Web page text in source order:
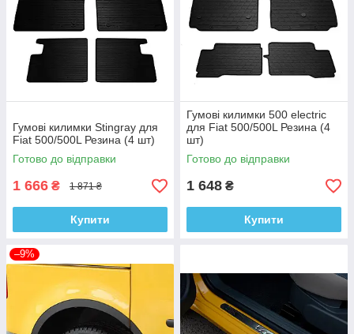
Гумові килимки Stingray для
Fiat 500/500L Резина (4 шт)
Готово до відправки
1 666 ₴ 1 871 ₴
Купити
Гумові килимки 500 electric
для Fiat 500/500L Резина (4
шт)
Готово до відправки
1 648 ₴
Купити
–9%